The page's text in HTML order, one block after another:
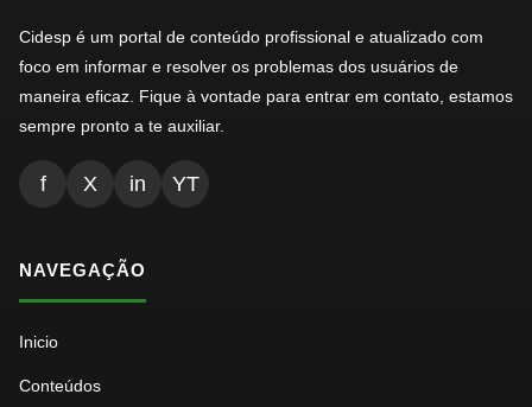
Cidesp é um portal de conteúdo profissional e atualizado com
foco em informar e resolver os problemas dos usuários de
maneira eficaz. Fique à vontade para entrar em contato, estamos
sempre pronto a te auxiliar.
f X in YT
NAVEGAÇÃO
Inicio
Conteúdos